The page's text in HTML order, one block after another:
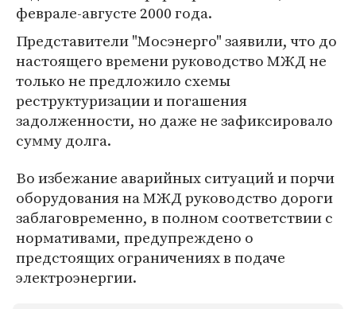
феврале-августе 2000 года.
Представители "Мосэнерго" заявили, что до
настоящего времени руководство МЖД не
только не предложило схемы
реструктуризации и погашения
задолженности, но даже не зафиксировало
сумму долга.
Во избежание аварийных ситуаций и порчи
оборудования на МЖД руководство дороги
заблаговременно, в полном соответствии с
нормативами, предупреждено о
предстоящих ограничениях в подаче
электроэнергии.